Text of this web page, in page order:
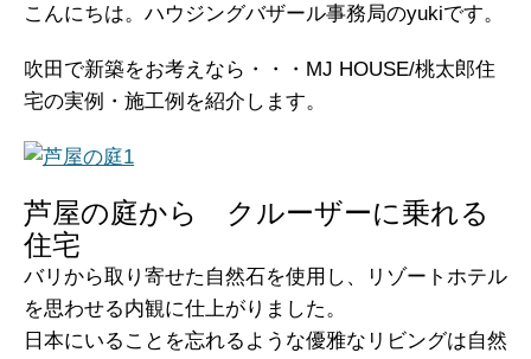
こんにちは。ハウジングバザール事務局のyukiです。
吹田で新築をお考えなら・・・MJ HOUSE/桃太郎住
宅の実例・施工例を紹介します。
芦屋の庭から クルーザーに乗れる
住宅
バリから取り寄せた自然石を使用し、リゾートホテル
を思わせる内観に仕上がりました。
日本にいることを忘れるような優雅なリビングは自然